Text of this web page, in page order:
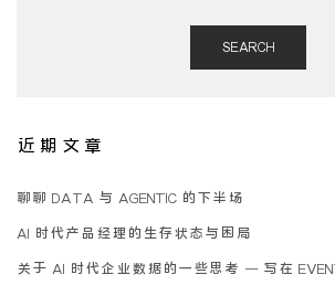
SEARCH
近期文章
聊聊 DATA 与 AGENTIC 的下半场
AI 时代产品经理的生存状态与困局
关于 AI 时代企业数据的一些思考 – 写在